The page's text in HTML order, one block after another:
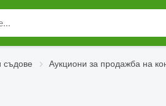
съдове Аукциони за продажба на